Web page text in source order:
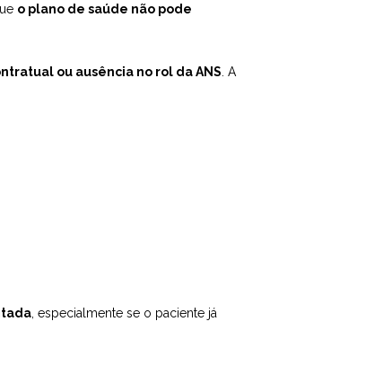
o plano de saúde não pode
ou ausência no rol da ANS. A
, especialmente se o paciente já